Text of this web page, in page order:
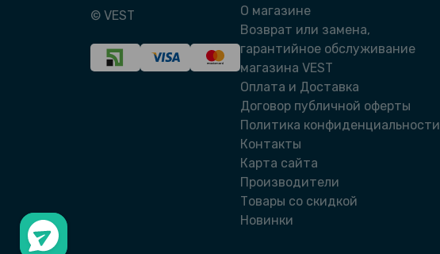
© VEST
О магазине
Возврат или замена,
гарантийное обслуживание
магазина VEST
Оплата и Доставка
Договор публичной оферты
Политика конфиденциальности
Контакты
Карта сайта
Производители
Товары со скидкой
Новинки